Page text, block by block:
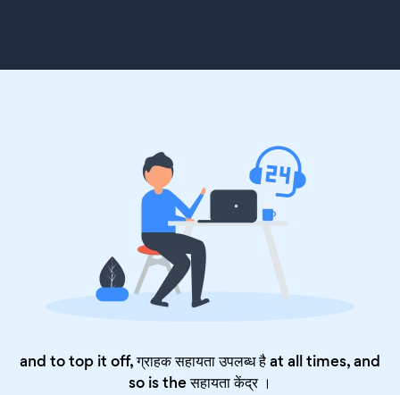
and to top it off, ग्राहक सहायता उपलब्ध है at all times, and
so is theसहायता केंद्र।